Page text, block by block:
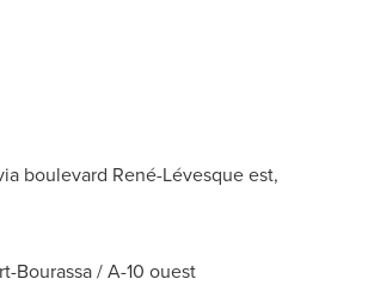
boulevard René-Lévesque est,
Bourassa / A-10 ouest